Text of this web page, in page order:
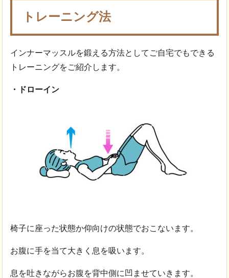
トレーニング法
インナーマッスルを鍛える方法としてご自宅でもできる
トレーニングをご紹介します。
・ドローイン
椅子に座った状態か仰向けの状態でおこないます。
お腹に手を当て大きく息を吸います。
息を吐きながらお腹を背中側に凹ませていきます。